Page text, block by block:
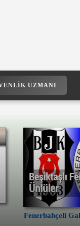
UZMANI
Fenerbahçeli